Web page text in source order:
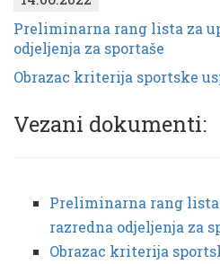
Preliminarna rang lista za
odjeljenja za sportaše
Obrazac kriterija sportske
Vezani dokumenti:
Preliminarna rang
razredna odjeljenja za
Obrazac kriterija